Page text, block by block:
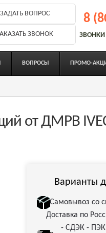
ЗАДАТЬ ВОПРОС
ЗВОНОК
8
ЗВОНКИ
ВОПРОСЫ ПРОМО-
от ДМРВ
Варианты
Самовывоз со
Доставка по
- СДЭК - ПЭК